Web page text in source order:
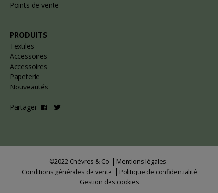
Points de vente
PRODUITS
Textiles
Accessoires
Accessoires
Papeterie
Nouveautés
Partager
©2022 Chèvres & Co
Mentions légales
Conditions générales de vente
Politique de confidentialité
Gestion des cookies